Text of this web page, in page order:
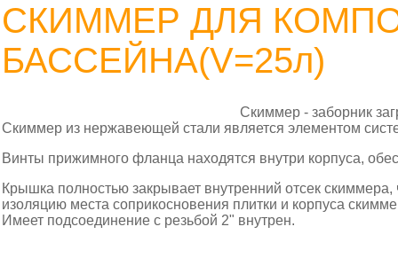
СКИММЕР ДЛЯ
БАССЕЙНА(V=25л)
Скиммер - заборник
Скиммер из нержавеющей стали является элементом
Винты прижимного фланца находятся внутри корпуса,
Крышка полностью закрывает внутренний отсек
изоляцию места соприкосновения плитки и корпуса
Имеет подсоединение с резьбой 2" внутрен.